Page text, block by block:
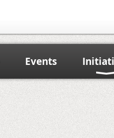
Events